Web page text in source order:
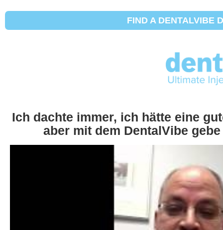
FIND A DENTALVIBE
Ich dachte immer, ich hätte eine
aber mit dem DentalVibe